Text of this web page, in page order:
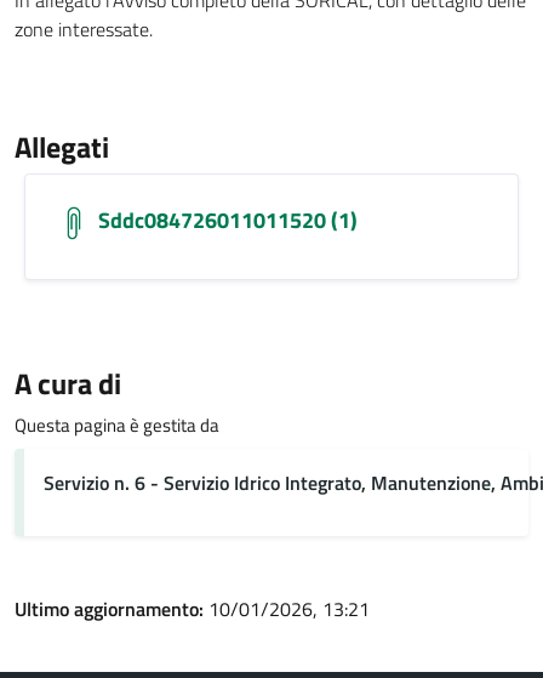
zone interessate.
Allegati
Sddc084726011011520 (1)
A cura di
Questa pagina è gestita da
Servizio n. 6 - Servizio Idrico Integrato, Manutenzione,
Ultimo aggiornamento: 10/01/2026, 13:21